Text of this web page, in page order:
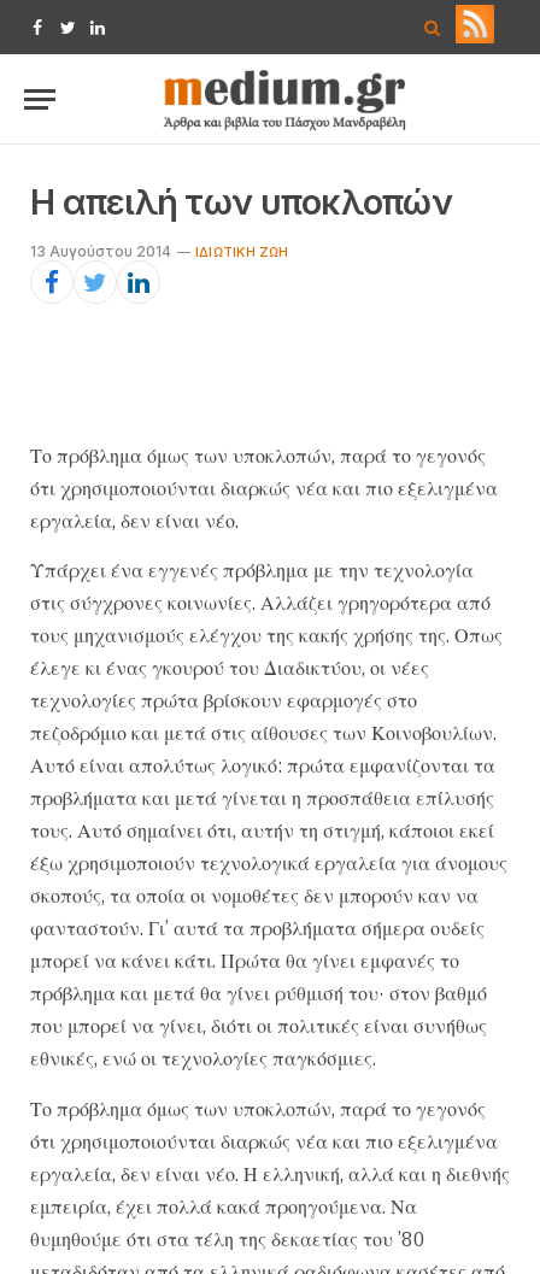
Facebook
TwitterLinkedIn
Η απειλή των υποκλοπών
13 Αυγούστου 2014 IΔΙΩΤΙΚΉ ΖΩΉ
Το πρόβλημα όμως των υποκλοπών, παρά το γεγονός
ότι χρησιμοποιούνται διαρκώς νέα και πιο εξελιγμένα
εργαλεία, δεν είναι νέο.
Υπάρχει ένα εγγενές πρόβλημα με την τεχνολογία
στις σύγχρονες κοινωνίες. Αλλάζει γρηγορότερα από
τους μηχανισμούς ελέγχου της κακής χρήσης της. Οπως
έλεγε κι ένας γκουρού του Διαδικτύου, οι νέες
τεχνολογίες πρώτα βρίσκουν εφαρμογές στο
πεζοδρόμιο και μετά στις αίθουσες των Κοινοβουλίων.
Αυτό είναι απολύτως λογικό: πρώτα εμφανίζονται τα
προβλήματα και μετά γίνεται η προσπάθεια επίλυσής
τους. Αυτό σημαίνει ότι, αυτήν τη στιγμή, κάποιοι εκεί
έξω χρησιμοποιούν τεχνολογικά εργαλεία για άνομους
σκοπούς, τα οποία οι νομοθέτες δεν μπορούν καν να
φανταστούν. Γι’ αυτά τα προβλήματα σήμερα ουδείς
μπορεί να κάνει κάτι. Πρώτα θα γίνει εμφανές το
πρόβλημα και μετά θα γίνει ρύθμισή του· στον βαθμό
που μπορεί να γίνει, διότι οι πολιτικές είναι συνήθως
εθνικές, ενώ οι τεχνολογίες παγκόσμιες.
Το πρόβλημα όμως των υποκλοπών, παρά το γεγονός
ότι χρησιμοποιούνται διαρκώς νέα και πιο εξελιγμένα
εργαλεία, δεν είναι νέο. Η ελληνική, αλλά και η διεθνής
εμπειρία, έχει πολλά κακά προηγούμενα. Να
θυμηθούμε ότι στα τέλη της δεκαετίας του ’80